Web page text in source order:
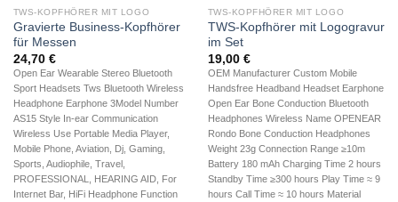
TWS-KOPFHÖRER MIT LOGO
Gravierte Business-Kopfhörer
für Messen
24,70 €
Open Ear Wearable Stereo Bluetooth
Sport Headsets Tws Bluetooth Wireless
Headphone Earphone 3Model Number
AS15 Style In-ear Communication
Wireless Use Portable Media Player,
Mobile Phone, Aviation, Dj, Gaming,
Sports, Audiophile, Travel,
PROFESSIONAL, HEARING AID, For
Internet Bar, HiFi Headphone Function
TWS-KOPFHÖRER MIT LOGO
TWS-Kopfhörer mit Logogravur
im Set
19,00 €
OEM Manufacturer Custom Mobile
Handsfree Headband Headset Earphone
Open Ear Bone Conduction Bluetooth
Headphones Wireless Name OPENEAR
Rondo Bone Conduction Headphones
Weight 23g Connection Range ≥10m
Battery 180 mAh Charging Time 2 hours
Standby Time ≥300 hours Play Time ≈ 9
hours Call Time ≈ 10 hours Material